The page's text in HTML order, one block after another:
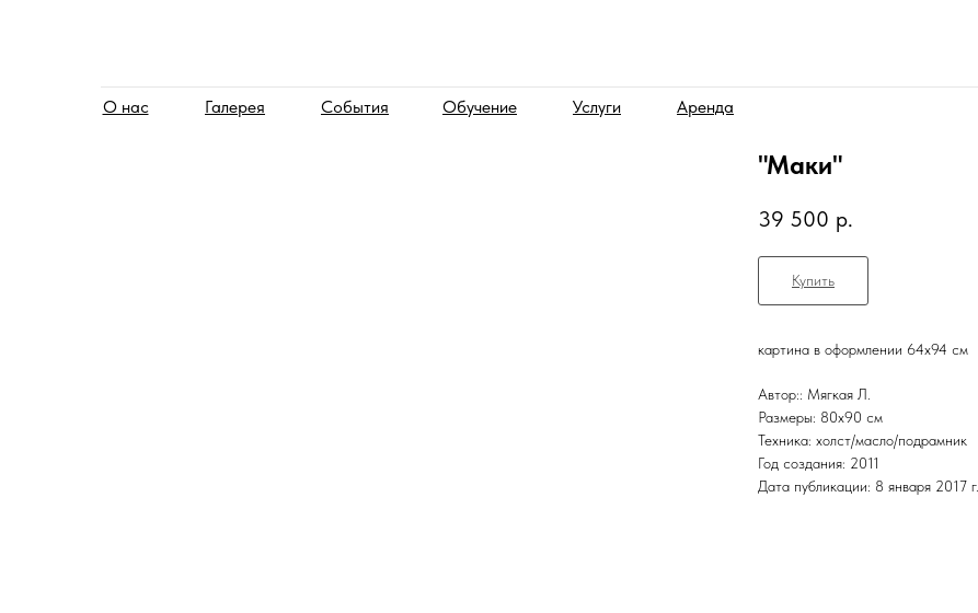
О нас События
Галерея Обучение Услуги Аренда
"Маки"
39 500 р.
Купить
картина в оформлении 64х94 см
Автор:: Мягкая Л.
Размеры: 80х90 см
Техника: холст/масло/подрамник
Год создания: 2011
Дата публикации: 8 января 2017 г.